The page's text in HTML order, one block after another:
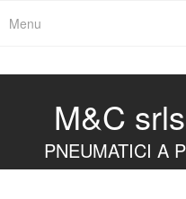
Menu
M&C
PNEUMATICI A